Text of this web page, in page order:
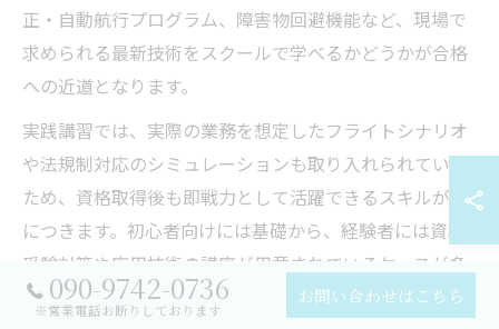
正・自動航行プログラム、障害物回避機能など、現場で
求められる最新技術をスクールで学べるかどうかが合格
への近道となります。
実践講習では、実際の業務を想定したフライトシナリオ
や法規制対応のシミュレーションも取り入れられている
ため、資格取得後も即戦力として活躍できるスキルが身
につきます。初心者向けには基礎から、経験者には資格
受験対策や応用技術の講座が用意されているケースが多
いです。
090-9742-0736
※営業電話お断りしております
お問い合わせはこちら